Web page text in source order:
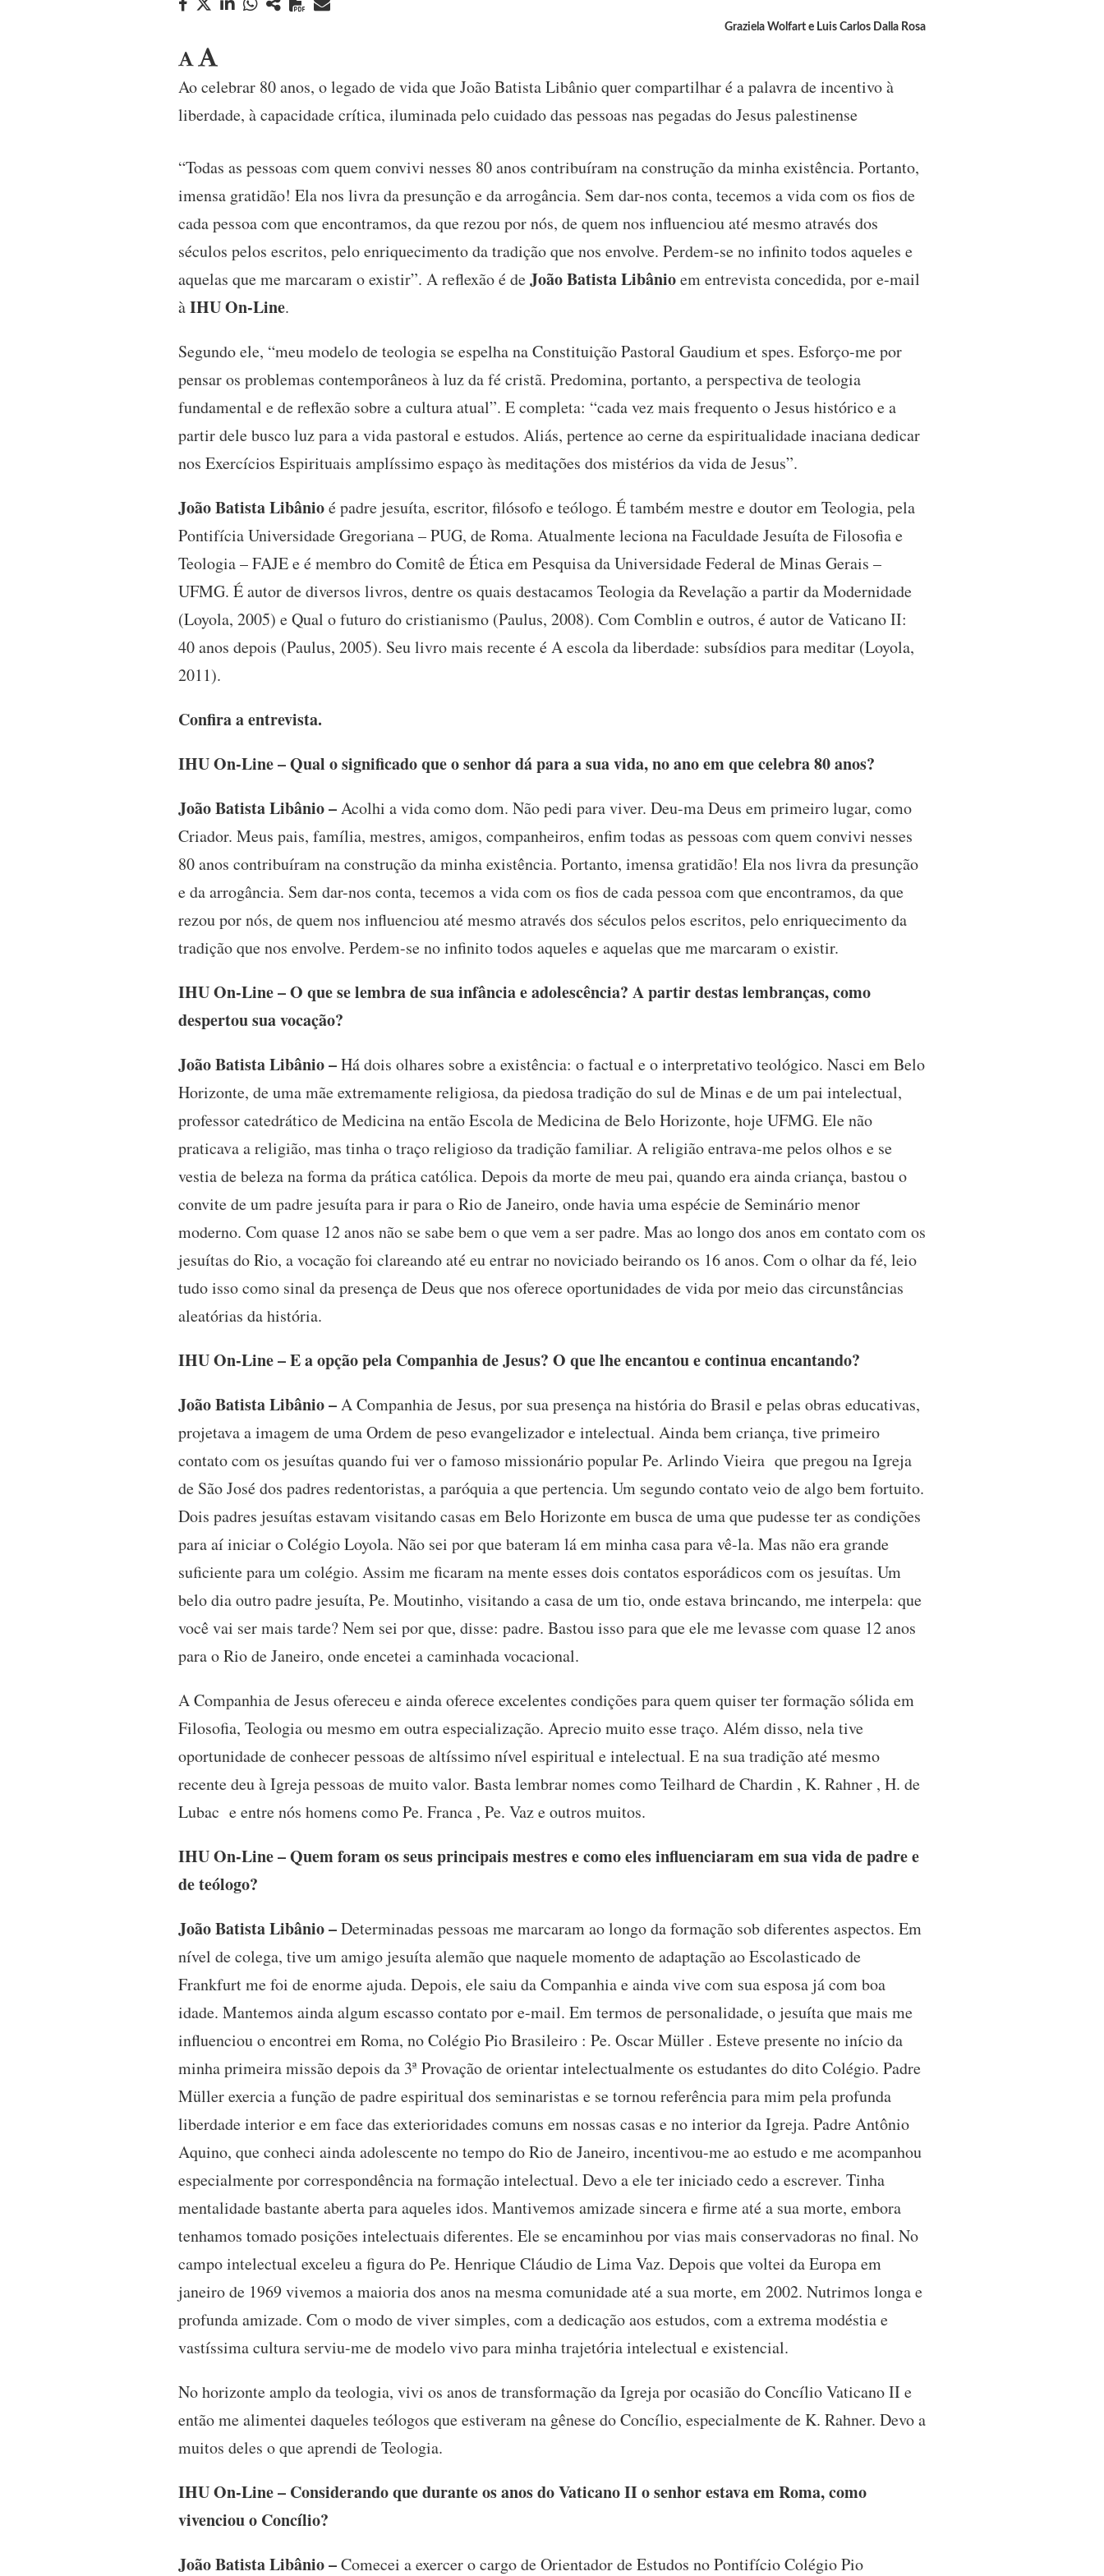
Graziela Wolfart e Luis Carlos Dalla Rosa
Ao celebrar 80 anos, o legado de vida que João Batista Libânio quer compartilhar é a palavra de incentivo à
liberdade, à capacidade crítica, iluminada pelo cuidado das pessoas nas pegadas do Jesus palestinense
“Todas as pessoas com quem convivi nesses 80 anos contribuíram na construção da minha existência. Portanto,
imensa gratidão! Ela nos livra da presunção e da arrogância. Sem dar-nos conta, tecemos a vida com os fios de
cada pessoa com que encontramos, da que rezou por nós, de quem nos influenciou até mesmo através dos
séculos pelos escritos, pelo enriquecimento da tradição que nos envolve. Perdem-se no infinito todos aqueles e
aquelas que me marcaram o existir”. A reflexão é deJoão Batista Libânioem entrevista concedida, por e-mail
àIHU On-Line.
Segundo ele, “meu modelo de teologia se espelha na Constituição Pastoral Gaudium et spes. Esforço-me por
pensar os problemas contemporâneos à luz da fé cristã. Predomina, portanto, a perspectiva de teologia
fundamental e de reflexão sobre a cultura atual”. E completa: “cada vez mais frequento o Jesus histórico e a
partir dele busco luz para a vida pastoral e estudos. Aliás, pertence ao cerne da espiritualidade inaciana dedicar
nos Exercícios Espirituais amplíssimo espaço às meditações dos mistérios da vida de Jesus”.
João Batista Libânioé padre jesuíta, escritor, filósofo e teólogo. É também mestre e doutor em Teologia, pela
Pontifícia Universidade Gregoriana – PUG, de Roma. Atualmente leciona na Faculdade Jesuíta de Filosofia e
Teologia – FAJE e é membro do Comitê de Ética em Pesquisa da Universidade Federal de Minas Gerais –
UFMG. É autor de diversos livros, dentre os quais destacamos Teologia da Revelação a partir da Modernidade
(Loyola, 2005) e Qual o futuro do cristianismo (Paulus, 2008). Com Comblin e outros, é autor de Vaticano II:
40 anos depois (Paulus, 2005). Seu livro mais recente é A escola da liberdade: subsídios para meditar (Loyola,
2011).
Confira a entrevista.
IHU On-Line – Qual o significado que o senhor dá para a sua vida, no ano em que celebra 80 anos?
João Batista Libânio –Acolhi a vida como dom. Não pedi para viver. Deu-ma Deus em primeiro lugar, como
Criador. Meus pais, família, mestres, amigos, companheiros, enfim todas as pessoas com quem convivi nesses
80 anos contribuíram na construção da minha existência. Portanto, imensa gratidão! Ela nos livra da presunção
e da arrogância. Sem dar-nos conta, tecemos a vida com os fios de cada pessoa com que encontramos, da que
rezou por nós, de quem nos influenciou até mesmo através dos séculos pelos escritos, pelo enriquecimento da
tradição que nos envolve. Perdem-se no infinito todos aqueles e aquelas que me marcaram o existir.
IHU On-Line – O que se lembra de sua infância e adolescência? A partir destas lembranças, como
despertou sua vocação?
João Batista Libânio –Há dois olhares sobre a existência: o factual e o interpretativo teológico. Nasci em Belo
Horizonte, de uma mãe extremamente religiosa, da piedosa tradição do sul de Minas e de um pai intelectual,
professor catedrático de Medicina na então Escola de Medicina de Belo Horizonte, hoje UFMG. Ele não
praticava a religião, mas tinha o traço religioso da tradição familiar. A religião entrava-me pelos olhos e se
vestia de beleza na forma da prática católica. Depois da morte de meu pai, quando era ainda criança, bastou o
convite de um padre jesuíta para ir para o Rio de Janeiro, onde havia uma espécie de Seminário menor
moderno. Com quase 12 anos não se sabe bem o que vem a ser padre. Mas ao longo dos anos em contato com os
jesuítas do Rio, a vocação foi clareando até eu entrar no noviciado beirando os 16 anos. Com o olhar da fé, leio
tudo isso como sinal da presença de Deus que nos oferece oportunidades de vida por meio das circunstâncias
aleatórias da história.
IHU On-Line – E a opção pela Companhia de Jesus? O que lhe encantou e continua encantando?
João Batista Libânio –A Companhia de Jesus, por sua presença na história do Brasil e pelas obras educativas,
projetava a imagem de uma Ordem de peso evangelizador e intelectual. Ainda bem criança, tive primeiro
contato com os jesuítas quando fui ver o famoso missionário popular Pe. Arlindo Vieira que pregou na Igreja
de São José dos padres redentoristas, a paróquia a que pertencia. Um segundo contato veio de algo bem fortuito.
Dois padres jesuítas estavam visitando casas em Belo Horizonte em busca de uma que pudesse ter as condições
para aí iniciar o Colégio Loyola. Não sei por que bateram lá em minha casa para vê-la. Mas não era grande
suficiente para um colégio. Assim me ficaram na mente esses dois contatos esporádicos com os jesuítas. Um
belo dia outro padre jesuíta, Pe. Moutinho, visitando a casa de um tio, onde estava brincando, me interpela: que
você vai ser mais tarde? Nem sei por que, disse: padre. Bastou isso para que ele me levasse com quase 12 anos
para o Rio de Janeiro, onde encetei a caminhada vocacional.
A Companhia de Jesus ofereceu e ainda oferece excelentes condições para quem quiser ter formação sólida em
Filosofia, Teologia ou mesmo em outra especialização. Aprecio muito esse traço. Além disso, nela tive
oportunidade de conhecer pessoas de altíssimo nível espiritual e intelectual. E na sua tradição até mesmo
recente deu à Igreja pessoas de muito valor. Basta lembrar nomes como Teilhard de Chardin , K. Rahner , H. de
Lubac e entre nós homens como Pe. Franca , Pe. Vaz e outros muitos.
IHU On-Line – Quem foram os seus principais mestres e como eles influenciaram em sua vida de padre e
de teólogo?
João Batista Libânio –Determinadas pessoas me marcaram ao longo da formação sob diferentes aspectos. Em
nível de colega, tive um amigo jesuíta alemão que naquele momento de adaptação ao Escolasticado de
Frankfurt me foi de enorme ajuda. Depois, ele saiu da Companhia e ainda vive com sua esposa já com boa
idade. Mantemos ainda algum escasso contato por e-mail. Em termos de personalidade, o jesuíta que mais me
influenciou o encontrei em Roma, no Colégio Pio Brasileiro : Pe. Oscar Müller . Esteve presente no início da
minha primeira missão depois da 3ª Provação de orientar intelectualmente os estudantes do dito Colégio. Padre
Müller exercia a função de padre espiritual dos seminaristas e se tornou referência para mim pela profunda
liberdade interior e em face das exterioridades comuns em nossas casas e no interior da Igreja. Padre Antônio
Aquino, que conheci ainda adolescente no tempo do Rio de Janeiro, incentivou-me ao estudo e me acompanhou
especialmente por correspondência na formação intelectual. Devo a ele ter iniciado cedo a escrever. Tinha
mentalidade bastante aberta para aqueles idos. Mantivemos amizade sincera e firme até a sua morte, embora
tenhamos tomado posições intelectuais diferentes. Ele se encaminhou por vias mais conservadoras no final. No
campo intelectual exceleu a figura do Pe. Henrique Cláudio de Lima Vaz. Depois que voltei da Europa em
janeiro de 1969 vivemos a maioria dos anos na mesma comunidade até a sua morte, em 2002. Nutrimos longa e
profunda amizade. Com o modo de viver simples, com a dedicação aos estudos, com a extrema modéstia e
vastíssima cultura serviu-me de modelo vivo para minha trajetória intelectual e existencial.
No horizonte amplo da teologia, vivi os anos de transformação da Igreja por ocasião do Concílio Vaticano II e
então me alimentei daqueles teólogos que estiveram na gênese do Concílio, especialmente de K. Rahner. Devo a
muitos deles o que aprendi de Teologia.
IHU On-Line – Considerando que durante os anos do Vaticano II o senhor estava em Roma, como
vivenciou o Concílio?
João Batista Libânio –Comecei a exercer o cargo de Orientador de Estudos no Pontifício Colégio Pio